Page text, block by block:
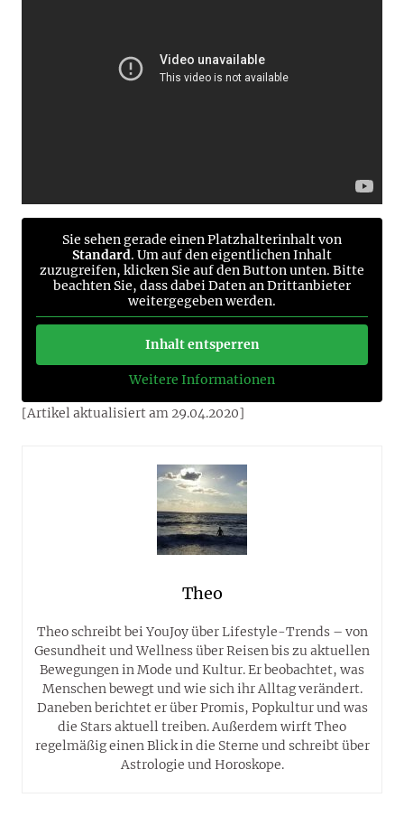
Sie sehen gerade einen Platzhalterinhalt von
Standard. Um auf den eigentlichen Inhalt
zuzugreifen, klicken Sie auf den Button unten. Bitte
beachten Sie, dass dabei Daten an Drittanbieter
weitergegeben werden.
Inhalt entsperren
Weitere Informationen
[Artikel aktualisiert am 29.04.2020]
Theo
Theo schreibt bei YouJoy über Lifestyle-Trends – von
Gesundheit und Wellness über Reisen bis zu aktuellen
Bewegungen in Mode und Kultur. Er beobachtet, was
Menschen bewegt und wie sich ihr Alltag verändert.
Daneben berichtet er über Promis, Popkultur und was
die Stars aktuell treiben. Außerdem wirft Theo
regelmäßig einen Blick in die Sterne und schreibt über
Astrologie und Horoskope.